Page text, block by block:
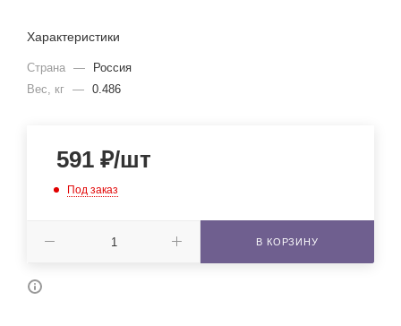
Характеристики
Страна —
Россия
Вес, кг — 0.486
591 ₽/шт
Под заказ
В КОРЗИНУ